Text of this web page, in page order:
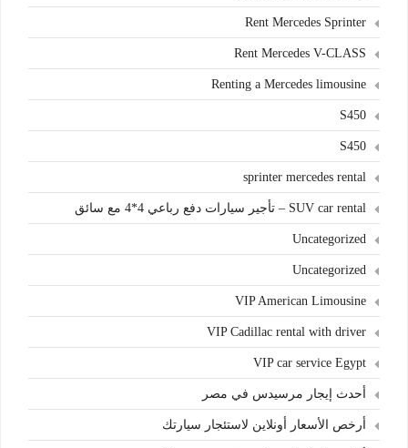
Rent Mercedes Sprinter
Rent Mercedes V-CLASS
Renting a Mercedes limousine
S450
S450
sprinter mercedes rental
SUV car rental – تأجير سيارات دفع رباعي 4*4 مع سائق
Uncategorized
Uncategorized
VIP American Limousine
VIP Cadillac rental with driver
VIP car service Egypt
أحدث إيجار مرسيدس في مصر
أرخص الأسعار أونلاين لاستئجار سيارتك